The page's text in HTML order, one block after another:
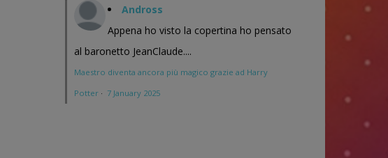
Andross
Appena ho visto la copertina ho pensato
al baronetto JeanClaude....
Maestro diventa ancora più magico grazie ad Harry
Potter · 7 January 2025